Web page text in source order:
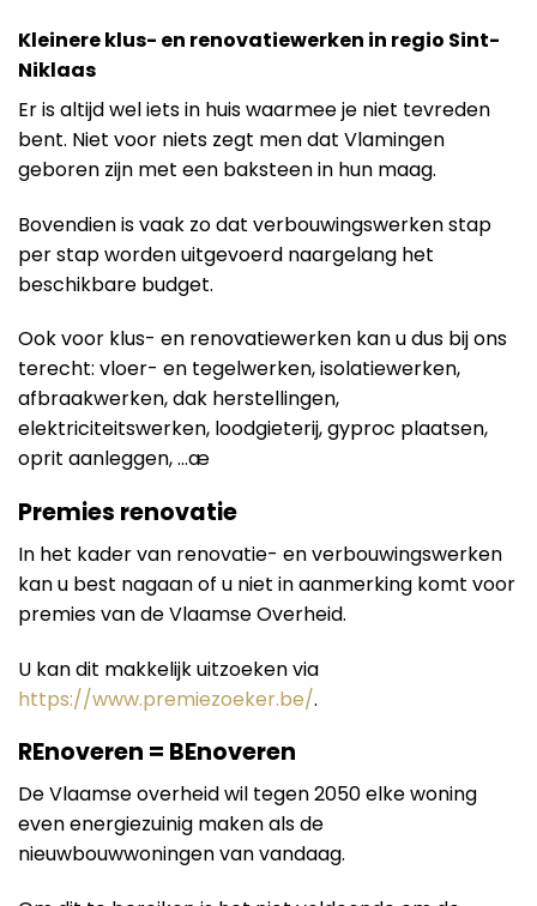
Kleinere klus- en renovatiewerken in regio Sint-
Niklaas
Er is altijd wel iets in huis waarmee je niet tevreden
bent. Niet voor niets zegt men dat Vlamingen
geboren zijn met een baksteen in hun maag.
Bovendien is vaak zo dat verbouwingswerken stap
per stap worden uitgevoerd naargelang het
beschikbare budget.
Ook voor klus- en renovatiewerken kan u dus bij ons
terecht: vloer- en tegelwerken, isolatiewerken,
afbraakwerken, dak herstellingen,
elektriciteitswerken, loodgieterij, gyproc plaatsen,
oprit aanleggen, …æ
Premies renovatie
In het kader van renovatie- en verbouwingswerken
kan u best nagaan of u niet in aanmerking komt voor
premies van de Vlaamse Overheid.
U kan dit makkelijk uitzoeken via
https://www.premiezoeker.be/.
REnoveren = BEnoveren
De Vlaamse overheid wil tegen 2050 elke woning
even energiezuinig maken als de
nieuwbouwwoningen van vandaag.